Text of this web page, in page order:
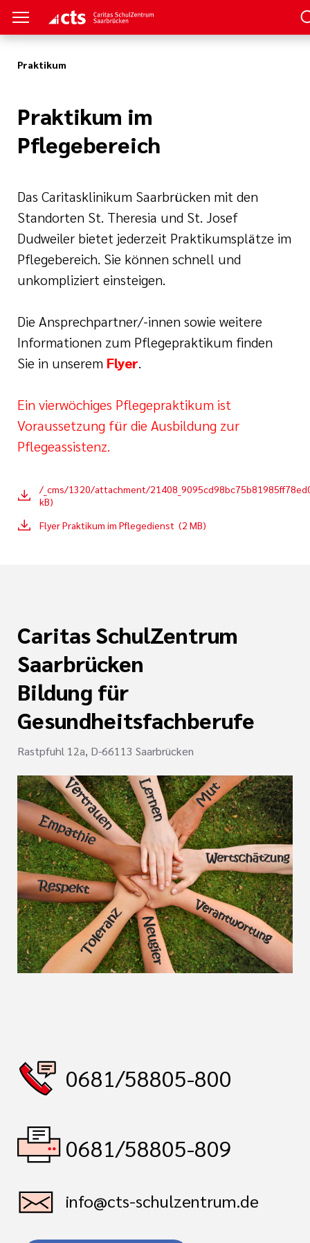
Palliativ
Intensiv- und
Praktikum
Praktikum im
Pflegebereich
Das Caritasklinikum Saarbrücken mit den
Standorten St. Theresia und St. Josef
Dudweiler bietet jederzeit Praktikumsplätze im
Pflegebereich. Sie können schnell und
unkompliziert einsteigen.
Die Ansprechpartner/-innen sowie weitere
Informationen zum Pflegepraktikum finden
Sie in unserem Flyer.
Ein vierwöchiges Pflegepraktikum ist
Voraussetzung für die Ausbildung zur
Pflegeassistenz.
/_cms/1320/attachment/
kB)
Flyer Praktikum im Pflegedienst (2 MB)
Caritas SchulZentrum
Saarbrücken
Bildung für
Gesundheitsfachberufe
Rastpfuhl 12a, D-66113 Saarbrücken
0681/58805-800
0681/58805-809
info@cts-schulzentrum.de